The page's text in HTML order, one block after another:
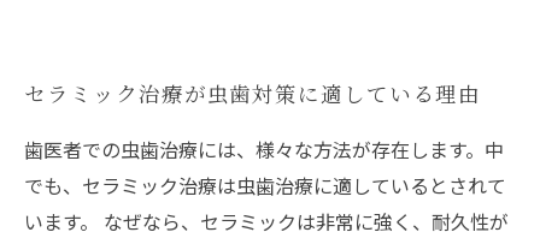
セラミック治療が虫歯対策に適している理由
歯医者での虫歯治療には、様々な方法が存在します。中
でも、セラミック治療は虫歯治療に適しているとされて
います。 なぜなら、セラミックは非常に強く、耐久性が